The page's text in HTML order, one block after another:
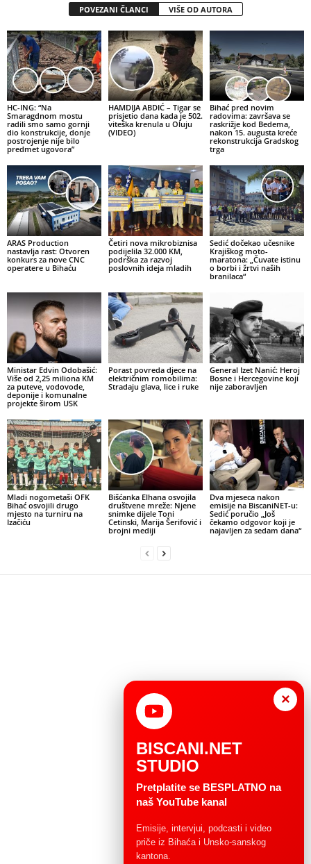
POVEZANI ČLANCI VIŠE OD AUTORA
HC-ING: “Na
Smaragdnom mostu
radili smo samo gornji
dio konstrukcije, donje
postrojenje nije bilo
predmet ugovora”
HAMDIJA ABDIĆ – Tigar se
prisjetio dana kada je 502.
viteška krenula u Oluju
(VIDEO)
Bihać pred novim
radovima: završava se
raskrižje kod Bedema,
nakon 15. augusta kreće
rekonstrukcija Gradskog
trga
ARAS Production
nastavlja rast: Otvoren
konkurs za nove CNC
operatere u Bihaću
Četiri nova mikrobiznisa
podijelila 32.000 KM,
podrška za razvoj
poslovnih ideja mladih
Sedić dočekao učesnike
Krajiškog moto-
maratona: „Čuvate istinu
o borbi i žrtvi naših
branilaca“
Ministar Edvin Odobašić:
Više od 2,25 miliona KM
za puteve, vodovode,
deponije i komunalne
projekte širom USK
Porast povreda djece na
električnim romobilima:
Stradaju glava, lice i ruke
General Izet Nanić: Heroj
Bosne i Hercegovine koji
nije zaboravljen
Mladi nogometaši OFK
Bihać osvojili drugo
mjesto na turniru na
Izačiću
Bišćanka Elhana osvojila
društvene mreže: Njene
snimke dijele Toni
Cetinski, Marija Šerifović i
brojni mediji
Dva mjeseca nakon
emisije na BiscaniNET-u:
Sedić poručio „Još
čekamo odgovor koji je
najavljen za sedam dana“
×
BISCANI.NET
STUDIO
Pretplatite se BESPLATNO na
naš YouTube kanal
Emisije, intervjui, podcasti i video
priče iz Bihaća i Unsko-sanskog
kantona.